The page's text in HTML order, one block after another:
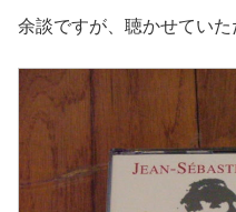
余談ですが、聴かせていた